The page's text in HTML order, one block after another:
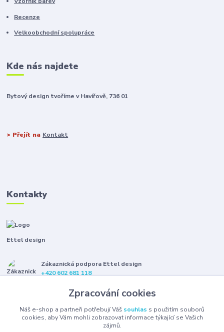
Recenze
Velkoobchodní spolupráce
Kde nás najdete
Bytový design tvoříme v Havířově, 736 01
> Přejít na Kontakt
Kontakty
Ettel design
Zákaznická podpora Ettel design
+420 602 681 118
Zpracování cookies
Náš e-shop a partneři potřebují Váš souhlas s použitím souborů
cookies, aby Vám mohli zobrazovat informace týkající se Vašich
zájmů.